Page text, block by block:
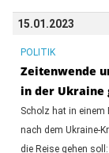
15.01.2023
POLITIK
Zeitenwende
in der Ukraine
Scholz hat in einem
nach dem Ukraine-
die Reise gehen